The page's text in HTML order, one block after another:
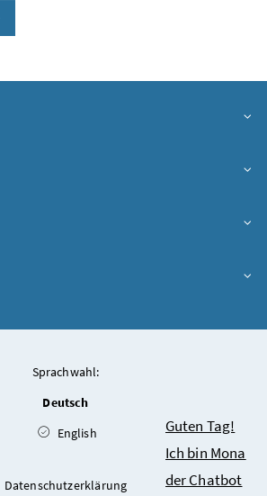
Sprachwahl:
Deutsch
English
Datenschutzerklärung
Chatbot
Guten Tag!
Ich bin Mona
der Chatbot